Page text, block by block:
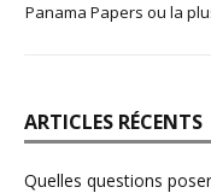
Panama Papers ou la
ARTICLES RÉCENTS
Quelles questions